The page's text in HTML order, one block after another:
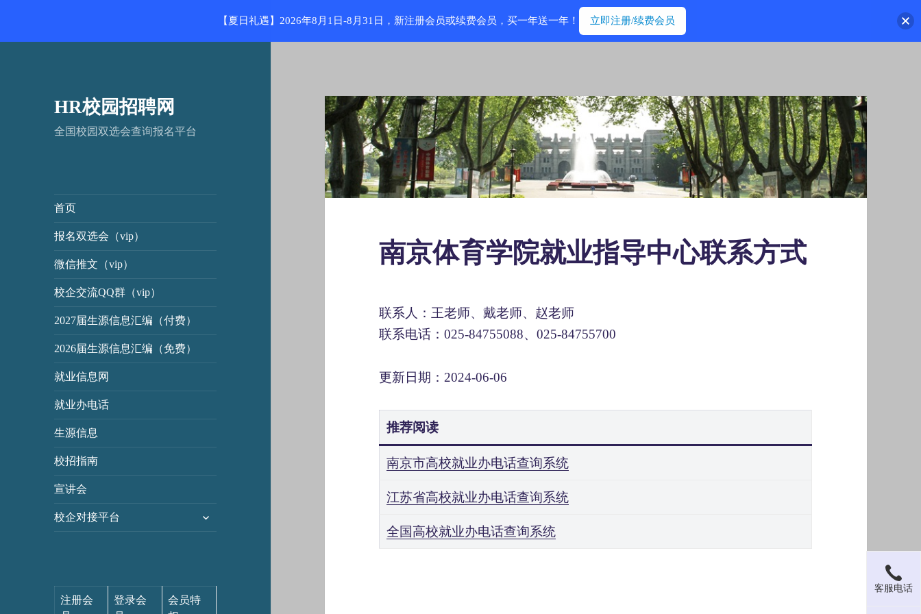
HR校园招聘网
全国校园双选会查询报名平台
首页
报名双选会（vip）
微信推文（vip）
校企交流QQ群（vip）
2027届生源信息汇编（付费）
2026届生源信息汇编（免费）
就业信息网
就业办电话
生源信息
校招指南
宣讲会
校企对接平台
注册会
登录会
会员特
南京体育学院就业指导中心联系方式
联系人：王老师、戴老师、赵老师
联系电话：025-84755088、025-84755700
更新日期：2024-06-06
推荐阅读
南京市高校就业办电话查询系统
江苏省高校就业办电话查询系统
全国高校就业办电话查询系统
客服电话
【夏日礼遇】2026年8月1日-8月31日，新注册会员或续费会员，买一年送一年！ 立即注册/续费会员